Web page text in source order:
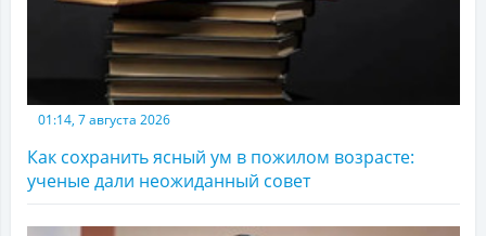
01:14, 7 августа 2026
Как сохранить ясный ум в пожилом возрасте:
ученые дали неожиданный совет